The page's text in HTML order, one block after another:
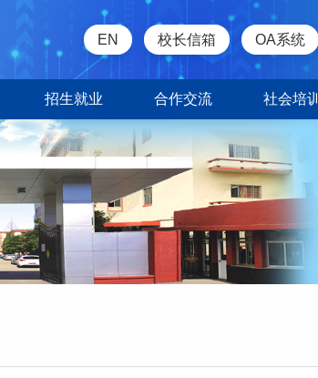
EN 校长信箱 OA系统
招生就业 合作交流 社会培训